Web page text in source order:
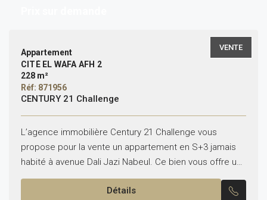
VENTE
Appartement
CITÉ EL WAFA AFH 2
228 m²
Réf: 871956
CENTURY 21 Challenge
L’agence immobilière Century 21 Challenge vous
propose pour la vente un appartement en S+3 jamais
habité à avenue Dali Jazi Nabeul. Ce bien vous offre un
emplacement inratable vis à vis les...
Détails